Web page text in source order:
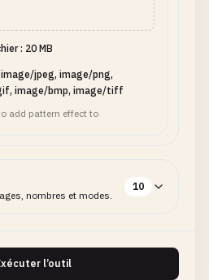
: 20 MB
image/jpeg, image/png,
image/bmp, image/tiff
add pattern effect to
nombres et modes.
10
l’outil